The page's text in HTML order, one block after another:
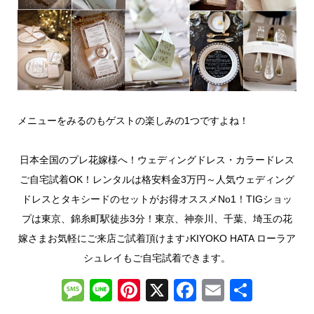
メニューをみるのもゲストの楽しみの1つですよね！
日本全国のプレ花嫁様へ！ウェディングドレス・カラードレス
ご自宅試着OK！レンタルは格安料金3万円～人気ウェディング
ドレスとタキシードのセットがお得オススメNo1！TIGショッ
プは東京、錦糸町駅徒歩3分！東京、神奈川、千葉、埼玉の花
嫁さまお気軽にご来店ご試着頂けます♪KIYOKO HATA ローラア
シュレイもご自宅試着できます。
M
Li
Pi
X
F
E